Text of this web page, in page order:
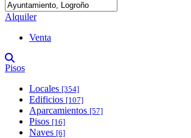
Alquiler
Venta
Pisos
Locales [354]
Edificios [107]
Aparcamientos [57]
Pisos [16]
Naves [6]